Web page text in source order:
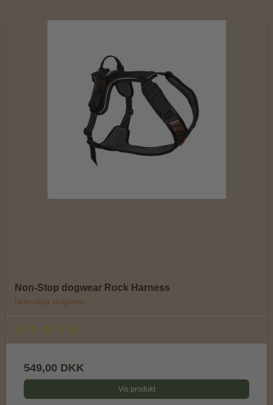
Non-Stop dogwear Rock Harness
Non-stop dogwear
549,00 DKK
Vis produkt